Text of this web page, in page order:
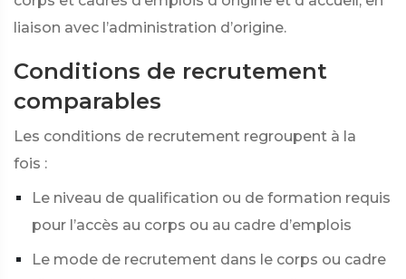
liaison avec l’administration d’origine.
Conditions de recrutement
comparables
Les conditions de recrutement regroupent à la
fois :
Le niveau de qualification ou de formation requis
pour l’accès au corps ou au cadre d’emplois
Le mode de recrutement dans le corps ou cadre